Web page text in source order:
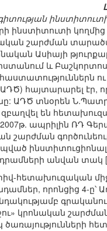
ինստիտուտի
շարժման
Ասիայի
և
ու
հայտարարել էր,
ԱԴԾ տնօրեն
զբաղվել են
ապրիլին ՌԴ
շարժման
ինստիտուցիոնալ
անվան տակ
հետախուզական
որոնցից 4-ը՝
կրոնական